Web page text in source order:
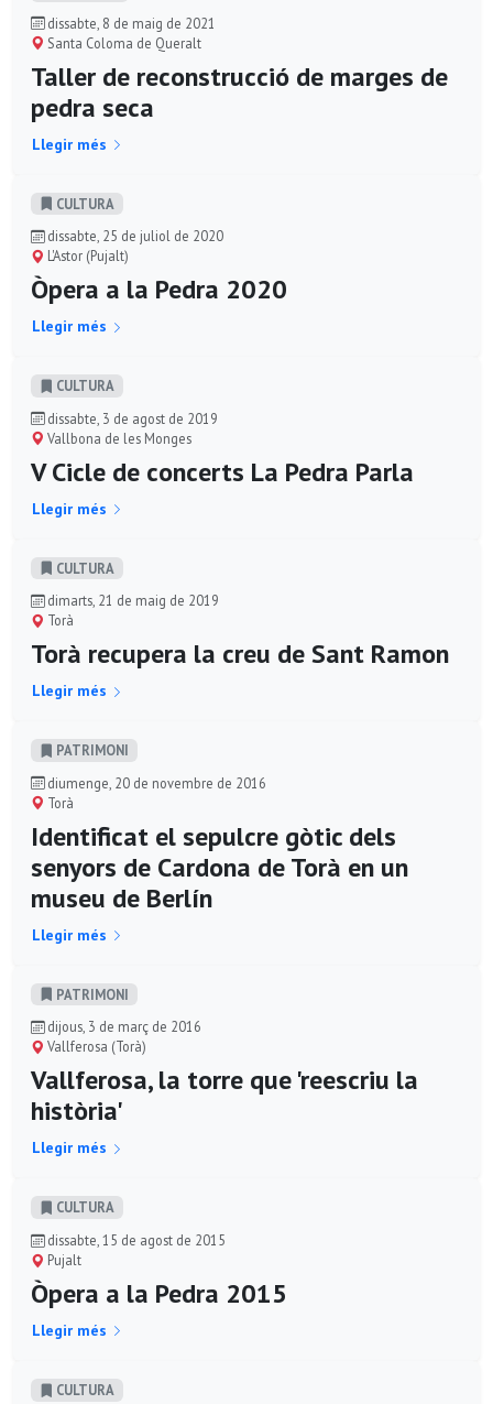
dissabte, 8 de maig de 2021
Santa Coloma de Queralt
Taller de reconstrucció de marges de
pedra seca
Llegir més
CULTURA
dissabte, 25 de juliol de 2020
L'Astor (Pujalt)
Òpera a la Pedra 2020
Llegir més
CULTURA
dissabte, 3 de agost de 2019
Vallbona de les Monges
V Cicle de concerts La Pedra Parla
Llegir més
CULTURA
dimarts, 21 de maig de 2019
Torà
Torà recupera la creu de Sant Ramon
Llegir més
PATRIMONI
diumenge, 20 de novembre de 2016
Torà
Identificat el sepulcre gòtic dels
senyors de Cardona de Torà en un
museu de Berlín
Llegir més
PATRIMONI
dijous, 3 de març de 2016
Vallferosa (Torà)
Vallferosa, la torre que 'reescriu la
història'
Llegir més
CULTURA
dissabte, 15 de agost de 2015
Pujalt
Òpera a la Pedra 2015
Llegir més
CULTURA